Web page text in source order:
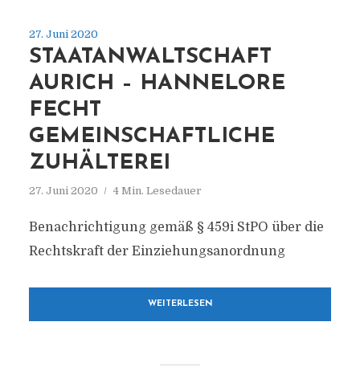
27. Juni 2020
STAATANWALTSCHAFT
AURICH – HANNELORE
FECHT
GEMEINSCHAFTLICHE
ZUHÄLTEREI
27. Juni 2020 4 Min. Lesedauer
Benachrichtigung gemäß § 459i StPO über die
Rechtskraft der Einziehungsanordnung
WEITERLESEN